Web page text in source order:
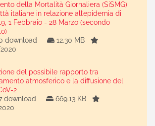
della Mortalità Giornaliera (SiSMG)
italiane in relazione all’epidemia di
1 Febbraio - 28 Marzo (secondo
download
12.30 MB
del possibile rapporto tra
atmosferico e la diffusione del
2
download
669.13 KB